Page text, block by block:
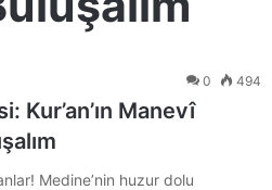
0 494
Kur’an’ın Manevî
Medine’nin huzur dolu